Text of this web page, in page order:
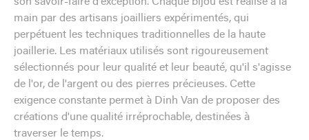
main par des artisans joailliers expérimentés, qui
perpétuent les techniques traditionnelles de la haute
joaillerie. Les matériaux utilisés sont rigoureusement
sélectionnés pour leur qualité et leur beauté, qu'il s'agisse
de l'or, de l'argent ou des pierres précieuses. Cette
exigence constante permet à Dinh Van de proposer des
créations d'une qualité irréprochable, destinées à
traverser le temps.